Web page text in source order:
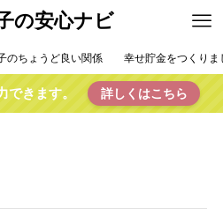
の安心ナビ
のちょうど良い関係 幸せ貯金をつくりま
きます。 詳しくはこちら